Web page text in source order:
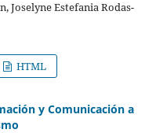
Joselyne Estefania Rodas-
HTML
y Comunicación a